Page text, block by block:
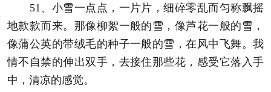
51、小雪一点点，一片片，细碎零乱而匀称飘摇
地款款而来。那像柳絮一般的雪，像芦花一般的雪，
像蒲公英的带绒毛的种子一般的雪，在风中飞舞。我
情不自禁的伸出双手，去接住那些花，感受它落入手
中，清凉的感觉。